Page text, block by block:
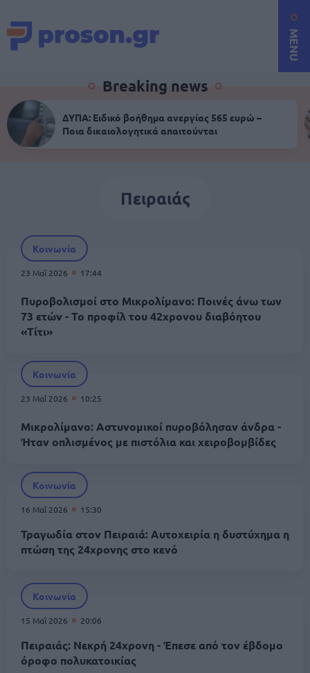
MENU
Breaking news
ΔΥΠΑ: Ειδικό βοήθημα ανεργίας 565 ευρώ –
Ποια δικαιολογητικά απαιτούνται
Πειραιάς
Κοινωνία
23 Μαΐ 2026 17:44
Πυροβολισμοί στο Μικρολίμανο: Ποινές άνω των
73 ετών - Το προφίλ του 42χρονου διαβόητου
«Τίτι»
Κοινωνία
23 Μαΐ 2026 10:25
Μικρολίμανο: Αστυνομικοί πυροβόλησαν άνδρα -
Ήταν οπλισμένος με πιστόλια και χειροβομβίδες
Κοινωνία
16 Μαΐ 2026 15:30
Τραγωδία στον Πειραιά: Αυτοχειρία η δυστύχημα η
πτώση της 24χρονης στο κενό
Κοινωνία
15 Μαΐ 2026 20:06
Πειραιάς: Νεκρή 24χρονη - Έπεσε από τον έβδομο
όροφο πολυκατοικίας